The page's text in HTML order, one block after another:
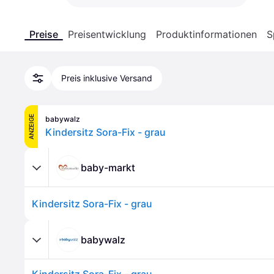
Preise Preisentwicklung Produktinformationen
Preis inklusive Versand
ANZEIGE babywalz
Kindersitz Sora-Fix - grau
baby-markt
Kindersitz Sora-Fix - grau
babywalz